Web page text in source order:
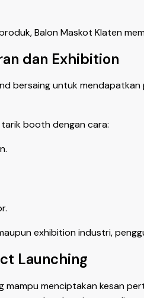
Balon Maskot Klaten
dan Exhibition
bersaing untuk
booth dengan cara:
exhibition industri,
Launching
mampu menciptakan kesan